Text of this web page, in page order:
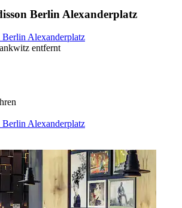
Berlin Alexanderplatz
Alexanderplatz
entfernt
Alexanderplatz